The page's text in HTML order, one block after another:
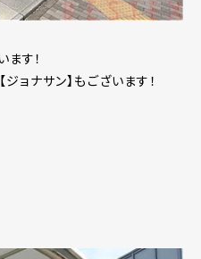
す！
ョナサン】もございます！